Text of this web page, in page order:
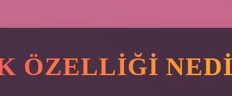
ÖZELLIĞI